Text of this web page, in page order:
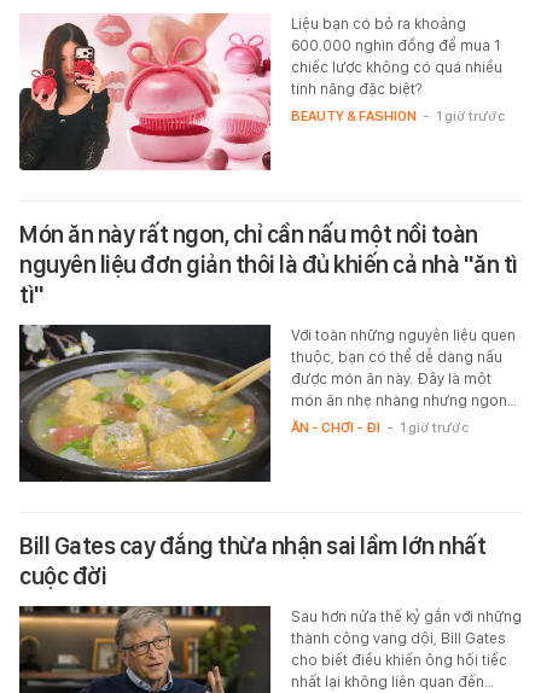
Liệu bạn có bỏ ra khoảng
600.000 nghìn đồng để mua 1
chiếc lược không có quá nhiều
tính năng đặc biệt?
BEAUTY & FASHION - 1 giờ trước
Món ăn này rất ngon, chỉ cần nấu một nồi toàn
nguyên liệu đơn giản thôi là đủ khiến cả nhà "ăn tì
tì"
Với toàn những nguyên liệu quen
thuộc, bạn có thể dễ dàng nấu
được món ăn này. Đây là một
món ăn nhẹ nhàng nhưng ngon…
ĂN - CHƠI - ĐI - 1 giờ trước
Bill Gates cay đắng thừa nhận sai lầm lớn nhất
cuộc đời
Sau hơn nửa thế kỷ gắn với những
thành công vang dội, Bill Gates
cho biết điều khiến ông hối tiếc
nhất lại không liên quan đến…